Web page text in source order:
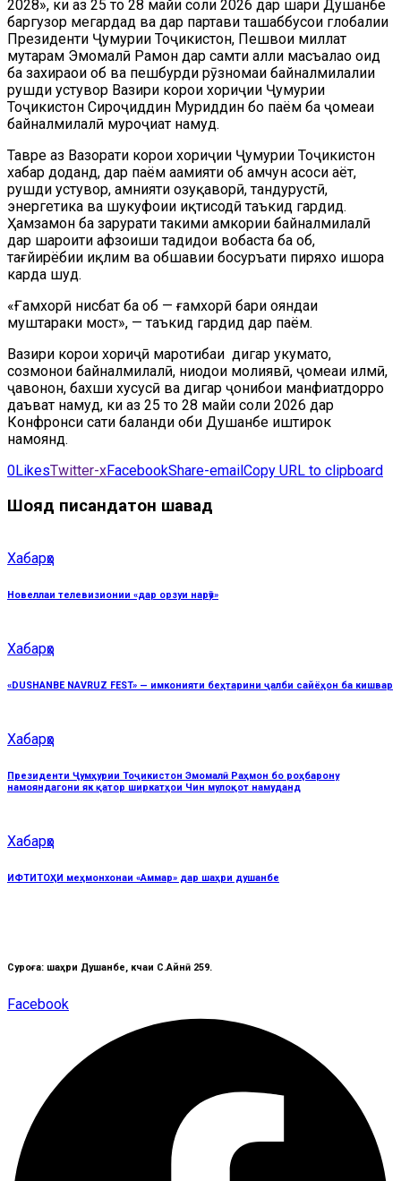
2028», ки аз 25 то 28 майи соли 2026 дар шаҳри Душанбе
баргузор мегардад ва дар партави ташаббусҳои глобалии
Президенти Ҷумҳурии Тоҷикистон, Пешвои миллат
муҳтарам Эмомалӣ Раҳмон дар самти ҳалли масъалаҳо оид
ба захираҳои об ва пешбурди рӯзномаи байналмилалии
рушди устувор Вазири корҳои хориҷии Ҷумҳурии
Тоҷикистон Сироҷиддин Муҳриддин бо паём ба ҷомеаи
байналмилалӣ муроҷиат намуд.
Тавре аз Вазорати корҳои хориҷии Ҷумҳурии Тоҷикистон
хабар доданд, дар паём аҳамияти об ҳамчун асоси ҳаёт,
рушди устувор, амнияти озуқаворӣ, тандурустӣ,
энергетика ва шукуфоии иқтисодӣ таъкид гардид.
Ҳамзамон ба зарурати таҳкими ҳамкории байналмилалӣ
дар шароити афзоиши таҳдидҳои вобаста ба об,
тағйирёбии иқлим ва обшавии босуръати пиряхҳо ишора
карда шуд.
«Ғамхорӣ нисбат ба об — ғамхорӣ баҳри ояндаи
муштараки мост», — таъкид гардид дар паём.
Вазири корҳои хориҷӣ маротибаи дигар ҳукуматҳо,
созмонҳои байналмилалӣ, ниҳодҳои молиявӣ, ҷомеаи илмӣ,
ҷавонон, бахши хусусӣ ва дигар ҷонибҳои манфиатдорро
даъват намуд, ки аз 25 то 28 майи соли 2026 дар
Конфронси сатҳи баланди оби Душанбе иштирок
намоянд.
0LikesTwitter-xFacebookShare-email Copy URL to clipboard
Шояд писандатон шавад
Хабарҳо
Новеллаи телевизионии «дар орзуи нарӯз»
Хабарҳо
«DUSHANBE NAVRUZ FEST» — имконияти беҳтарини ҷалби сайёҳон ба кишвар
Хабарҳо
Президенти Ҷумҳурии Тоҷикистон Эмомалӣ Раҳмон бо роҳбарону
намояндагони як қатор ширкатҳои Чин мулоқот намуданд
Хабарҳо
ИФТИТОҲИ меҳмонхонаи «Аммар» дар шаҳри душанбе
Суроға: шаҳри Душанбе, кӯчаи C.Айнӣ 259.
Facebook